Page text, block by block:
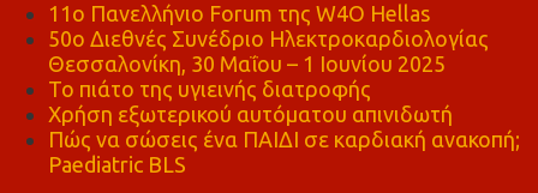
11ο Πανελλήνιο Forum της W4O Hellas
50ο Διεθνές Συνέδριο Ηλεκτροκαρδιολογίας
Θεσσαλονίκη, 30 Μαΐου – 1 Ιουνίου 2025
Το πιάτο της υγιεινής διατροφής
Χρήση εξωτερικού αυτόματου απινιδωτή
Πώς να σώσεις ένα ΠΑΙΔΙ σε καρδιακή ανακοπή;
Paediatric BLS